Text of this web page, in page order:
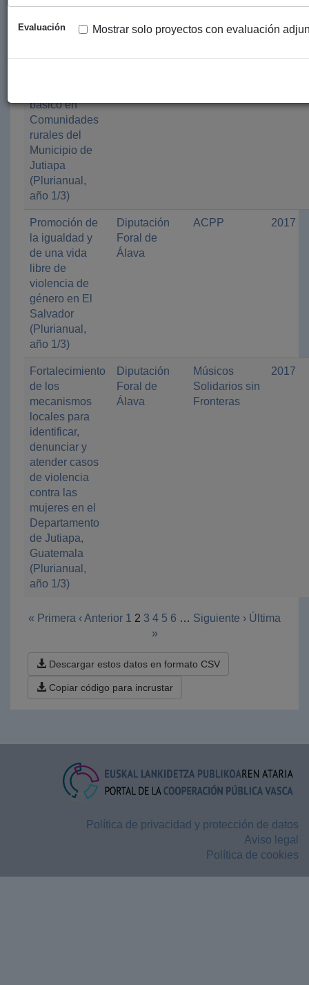
Evaluación Mostrar solo proyectos con evaluación
Apoyo a la
de agua
básico en
Comunidades
rurales del
Municipio de
Jutiapa
(Plurianual,
año 1/3)
Diputación
Álava
SERSO 2017
Promoción de
la igualdad y
de una vida
libre de
violencia de
género en El
Salvador
(Plurianual,
año 1/3)
Diputación
Foral de
Álava
ACPP 2017
Fortalecimiento
de los
mecanismos
locales para
identificar,
denunciar y
atender casos
de violencia
contra las
mujeres en el
Departamento
de Jutiapa,
Guatemala
(Plurianual,
año 1/3)
Diputación
Foral de
Álava
Músicos
Solidarios sin
Fronteras
2017
« Primera ‹ Anterior 1 2 3 4 5 6 … Siguiente › Última
»
Descargar estos datos en formato CSV
Copiar código para incrustar
Política de privacidad y protección de datos
Aviso legal
Política de cookies